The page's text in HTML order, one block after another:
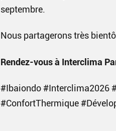
septembre.
Nous partagerons très
Rendez-vous à Interclima
#Ibaiondo #Interclima2026
#ConfortThermique